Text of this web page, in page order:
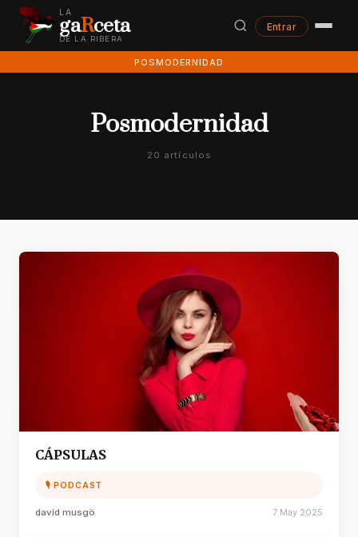
LA
gaRceta
DE LA RIBERA
Entrar
POSMODERNIDAD
Posmodernidad
20 artículos
CÁPSULAS
🎙 PODCAST
david musgö 7 May 2025